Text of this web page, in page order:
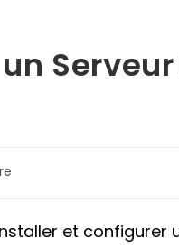
Serveur
et configurer